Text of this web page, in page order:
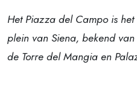
Het Piazza del Campo is
plein van Siena, bekend
de Torre del Mangia en